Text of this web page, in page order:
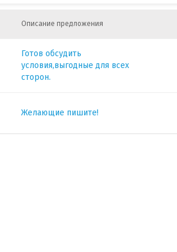
Описание предложения
Готов обсудить
условия,выгодные для всех
сторон.
Желающие пишите!